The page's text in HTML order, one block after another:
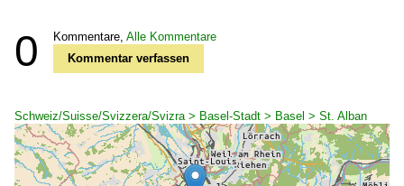
0 Kommentare, Alle Kommentare
Kommentar verfassen
Schweiz/Suisse/Svizzera/Svizra > Basel-Stadt > Basel > St. Alban